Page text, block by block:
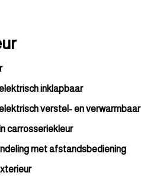
inklapbaar
verstel- en verwarmbaar
carrosseriekleur
met afstandsbediening